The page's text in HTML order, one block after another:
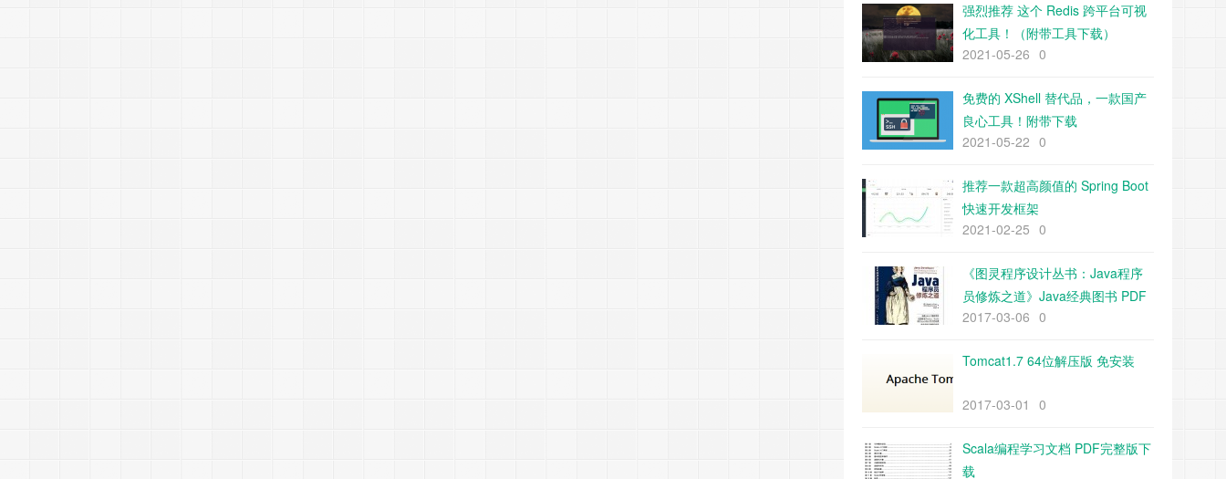
强烈推荐 这个 Redis 跨平台可视
化工具！（附带工具下载）
2021-05-26 0
免费的 XShell 替代品，一款国产
良心工具！附带下载
2021-05-22 0
推荐一款超高颜值的 Spring Boot
快速开发框架
2021-02-25 0
《图灵程序设计丛书：Java程序
员修炼之道》Java经典图书 PDF
下载
2017-03-06 0
Tomcat1.7 64位解压版 免安装
2017-03-01 0
Scala编程学习文档 PDF完整版下
载